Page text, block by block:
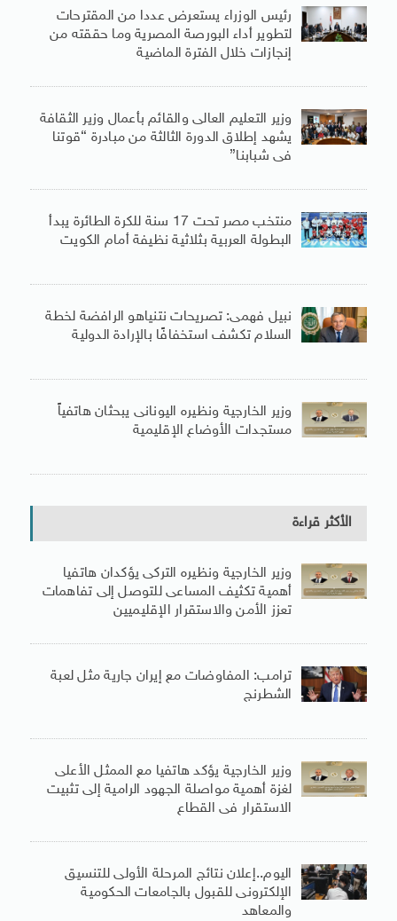
رئيس الوزراء يستعرض عددا من المقترحات
لتطوير أداء البورصة المصرية وما حققته من
إنجازات خلال الفترة الماضية
وزير التعليم العالى والقائم بأعمال وزير الثقافة
يشهد إطلاق الدورة الثالثة من مبادرة “قوتنا
فى شبابنا”
منتخب مصر تحت 17 سنة للكرة الطائرة يبدأ
البطولة العربية بثلاثية نظيفة أمام الكويت
نبيل فهمى: تصريحات نتنياهو الرافضة لخطة
السلام تكشف استخفافًا بالإرادة الدولية
وزير الخارجية ونظيره اليونانى يبحثان هاتفياً
مستجدات الأوضاع الإقليمية
الأكثر قراءة
وزير الخارجية ونظيره التركى يؤكدان هاتفيا
أهمية تكثيف المساعى للتوصل إلى تفاهمات
تعزز الأمن والاستقرار الإقليميين
ترامب: المفاوضات مع إيران جارية مثل لعبة
الشطرنج
وزير الخارجية يؤكد هاتفيا مع الممثل الأعلى
لغزة أهمية مواصلة الجهود الرامية إلى تثبيت
الاستقرار فى القطاع
اليوم..إعلان نتائج المرحلة الأولى للتنسيق
الإلكترونى للقبول بالجامعات الحكومية
والمعاهد